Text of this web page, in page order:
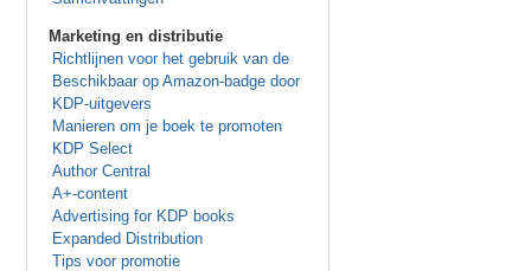
Marketing en distributie
Richtlijnen voor het gebruik van de
Beschikbaar op Amazon-badge door
KDP-uitgevers
Manieren om je boek te promoten
KDP Select
Author Central
A+-content
Advertising for KDP books
Expanded Distribution
Tips voor promotie